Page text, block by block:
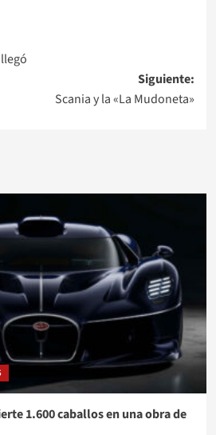
Siguiente:
Scania y la «La Mudoneta»
1.600 caballos en una obra de